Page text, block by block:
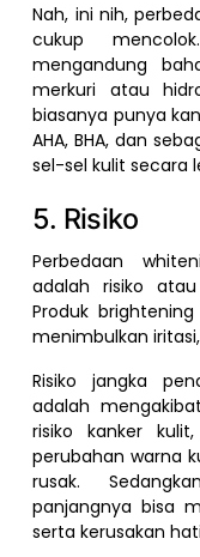
Nah, ini nih,
cukup
mengandung
merkuri atau
biasanya punya
AHA, BHA, dan
sel-sel kulit secara
5. Risiko
Perbedaan
adalah risiko
Produk
menimbulkan
Risiko jangka
adalah
risiko kanker
perubahan warna
rusak.
panjangnya bisa
serta kerusakan